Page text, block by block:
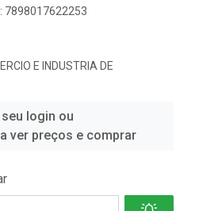
7898017622253
E INDUSTRIA DE
seu login ou
ver preços e comprar